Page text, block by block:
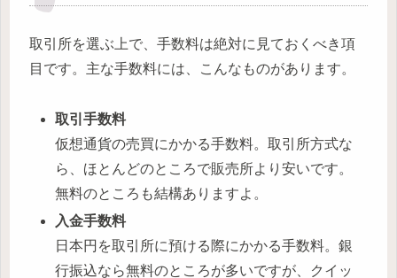
取引所を選ぶ上で、手数料は絶対に見ておくべき項
目です。主な手数料には、こんなものがあります。
取引手数料
仮想通貨の売買にかかる手数料。取引所方式な
ら、ほとんどのところで販売所より安いです。
無料のところも結構ありますよ。
入金手数料
日本円を取引所に預ける際にかかる手数料。銀
行振込なら無料のところが多いですが、クイッ